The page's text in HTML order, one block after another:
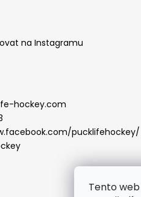
Tento
na Instagramu
hockey.com
pucklifehockey/